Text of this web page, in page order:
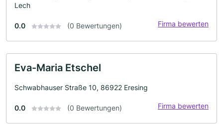
Lech
0.0 (0 Bewertungen) Firma bewerten
Eva-Maria Etschel
Schwabhauser Straße 10, 86922 Eresing
0.0 (0 Bewertungen) Firma bewerten